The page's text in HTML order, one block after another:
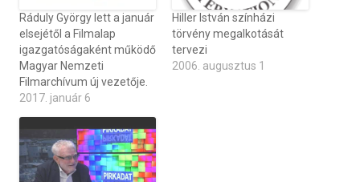
Ráduly György lett a január
elsejétől a Filmalap
igazgatóságaként működő
Magyar Nemzeti
Filmarchívum új vezetője.
2017. január 6
Hiller István színházi
törvény megalkotását
tervezi
2006. augusztus 1